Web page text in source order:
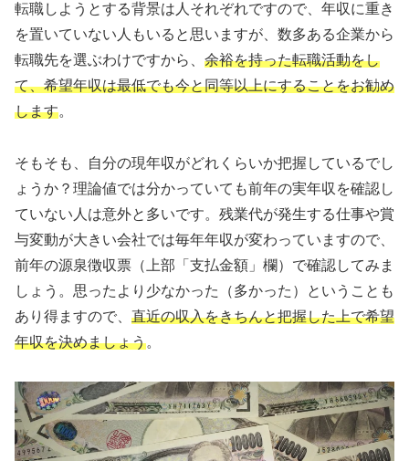
転職しようとする背景は人それぞれですので、年収に重き
を置いていない人もいると思いますが、数多ある企業から
転職先を選ぶわけですから、 余裕を持った転職活動をし
て、希望年収は最低でも今と同等以上にすることをお勧め
します。
そもそも、自分の現年収がどれくらいか把握しているでし
ょうか？理論値では分かっていても前年の実年収を確認し
ていない人は意外と多いです。残業代が発生する仕事や賞
与変動が大きい会社では毎年年収が変わっていますので、
前年の源泉徴収票（上部「支払金額」欄）で確認してみま
しょう。思ったより少なかった（多かった）ということも
あり得ますので、 直近の収入をきちんと把握した上で希望
年収を決めましょう。